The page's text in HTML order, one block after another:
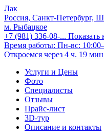
Лак
Россия, Санкт-Петербург,
м. Рыбацкое
+7 (981) 336-08-... Показать
Время работы: Пн-вс:
Откроемся через 4 ч. 19
Услуги и Цены
Фото
Специалисты
Отзывы
Прайс-лист
3D-тур
Описание и контакты